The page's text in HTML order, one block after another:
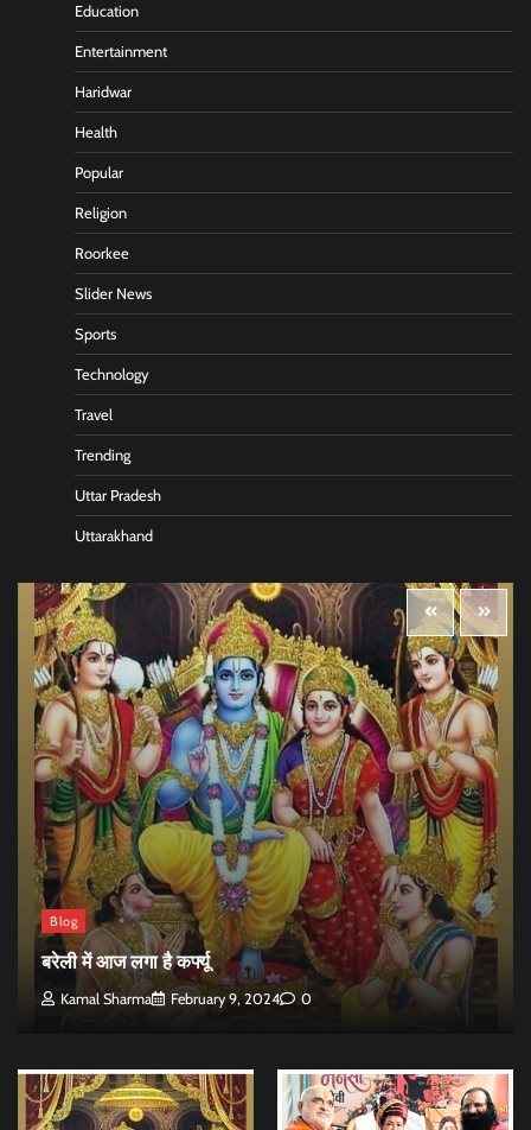
Education
Entertainment
Haridwar
Health
Popular
Religion
Roorkee
Slider News
Sports
Technology
Travel
Trending
Uttar Pradesh
Uttarakhand
Blog
बरेली में आज लगा है कर्फ्यू
Kamal Sharma February 9, 2024 0